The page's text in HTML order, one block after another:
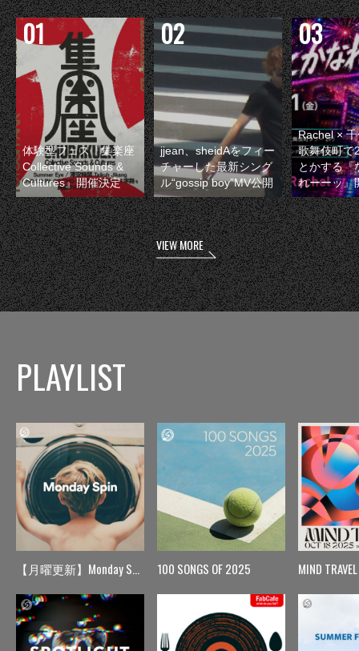
体験型フェス『集楽座
Collective Sounds &
Cultures』開催決定
jjean、sheidAをフィー
チャーした最新シング
ル“gossip boy”MV公開
Rachel ×
歌舞伎町で
とかする『
れーーッ』
VIEW MORE
PLAYLIST
【月曜更新】Monday Spin 100 SONGS OF 2025 MIND TRAVEL